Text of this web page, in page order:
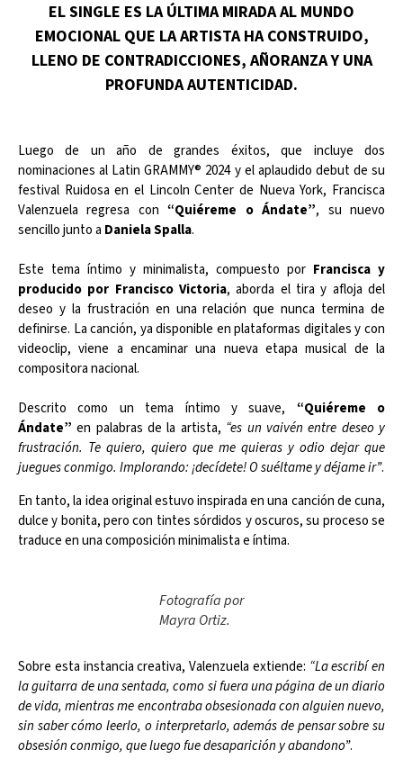
EL SINGLE ES LA ÚLTIMA MIRADA AL MUNDO
EMOCIONAL QUE LA ARTISTA HA CONSTRUIDO,
LLENO DE CONTRADICCIONES, AÑORANZA Y UNA
PROFUNDA AUTENTICIDAD.
Luego de un año de grandes éxitos, que incluye dos
nominaciones al Latin GRAMMY® 2024 y el aplaudido debut de su
festival Ruidosa en el Lincoln Center de Nueva York, Francisca
Valenzuela regresa con“Quiéreme o Ándate”, su nuevo
sencillo junto a Daniela Spalla.
Este tema íntimo y minimalista, compuesto por Francisca y
producido por Francisco Victoria, aborda el tira y afloja del
deseo y la frustración en una relación que nunca termina de
definirse. La canción, ya disponible en plataformas digitales y con
videoclip, viene a encaminar una nueva etapa musical de la
compositora nacional.
Descrito como un tema íntimo y suave, “Quiéreme o
Ándate”en palabras de la artista, “es un vaivén entre deseo y
frustración. Te quiero, quiero que me quieras y odio dejar que
juegues conmigo. Implorando: ¡decídete! O suéltame y déjame ir”.
En tanto, la idea original estuvo inspirada en una canción de cuna,
dulce y bonita, pero con tintes sórdidos y oscuros, su proceso se
traduce en una composición minimalista e íntima.
Fotografía por
Mayra Ortiz.
Sobre esta instancia creativa, Valenzuela extiende: “La escribí en
la guitarra de una sentada, como si fuera una página de un diario
de vida, mientras me encontraba obsesionada con alguien nuevo,
sin saber cómo leerlo, o interpretarlo, además de pensar sobre su
obsesión conmigo, que luego fue desaparición y abandono”.